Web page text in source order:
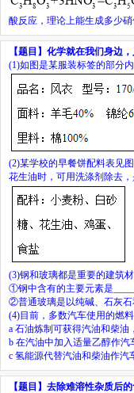
酸反应，理论上能生成多少硝
【题目】 化学就在我们身边
(1)如图是某服装标签的部分
(2)某学校的早餐饼配料表见
花生油时，可用洗涤剂除去
(3)钢和玻璃都是重要的建筑材
①钢中含有的主要元素是
②普通玻璃是以纯碱、石灰
(4)目前，多数汽车使用的燃
a 石油炼制可获得汽油和柴油
b 在汽油中加入适量乙醇作
c 氢能源代替汽油和柴油作汽
【题目】 去除难溶性杂质后